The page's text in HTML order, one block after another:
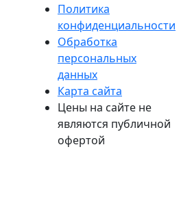
Политика
конфиденциальности
Обработка
персональных
данных
Карта сайта
Цены на сайте не
являются публичной
офертой